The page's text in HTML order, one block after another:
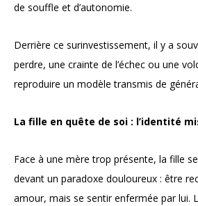
de souffle et d’autonomie.
Derrière ce surinvestissement, il y a
perdre, une crainte de l’échec ou une
reproduire un modèle transmis de
La fille en quête de soi : l’identité
Face à une mère trop présente, la fille
devant un paradoxe douloureux : être
amour, mais se sentir enfermée par lui.